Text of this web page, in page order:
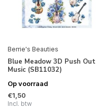
Berrie's Beauties
Blue Meadow 3D Push Out
Music (SB11032)
Op voorraad
€1,50
Incl. btw